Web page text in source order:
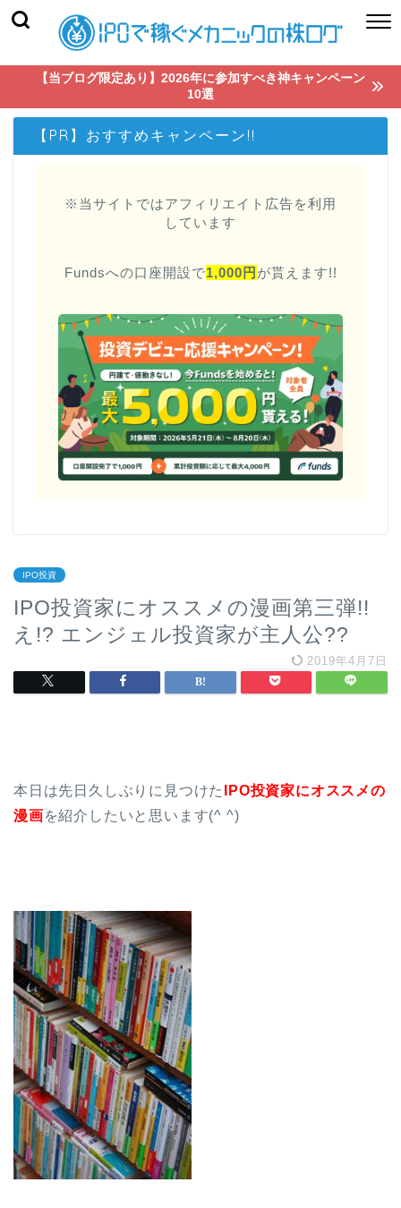
【当ブログ限定あり】2026年に参加すべき神キャンペーン
10選
【PR】おすすめキャンペーン!!
※当サイトではアフィリエイト広告を利用
しています
Fundsへの口座開設で1,000円 が貰えます!!
IPO投資
IPO投資家にオススメの漫画第三弾!!
え!? エンジェル投資家が主人公??
2019年4月7日
本日は先日久しぶりに見つけた
IPO投資家にオススメの
漫画を紹介したいと思います(^ ^)